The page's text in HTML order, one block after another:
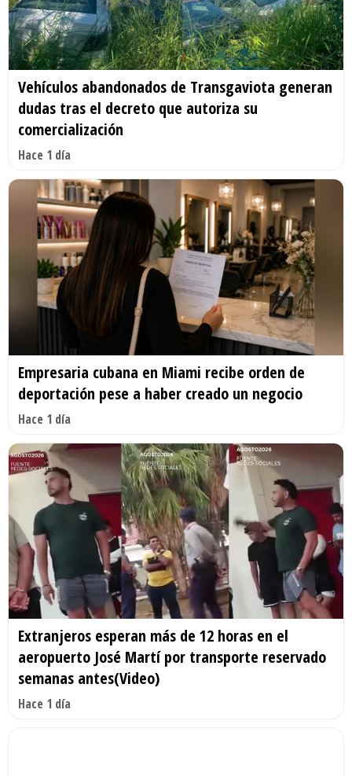
Vehículos abandonados de Transgaviota generan
dudas tras el decreto que autoriza su
comercialización
Hace 1 día
Empresaria cubana en Miami recibe orden de
deportación pese a haber creado un negocio
Hace 1 día
Extranjeros esperan más de 12 horas en el
aeropuerto José Martí por transporte reservado
semanas antes(Video)
Hace 1 día